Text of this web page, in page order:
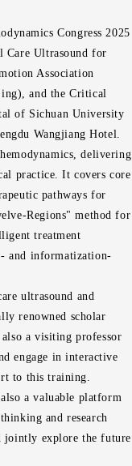
Congress 2025
Care Ultrasound for
Association
and the Critical
of Sichuan University
Wangjiang Hotel.
delivering
practice. It covers core
pathways for
Regions" method for
treatment
and informatization-
ultrasound and
renowned scholar
a visiting professor
engage in interactive
to this training.
a valuable platform
and research
jointly explore the future